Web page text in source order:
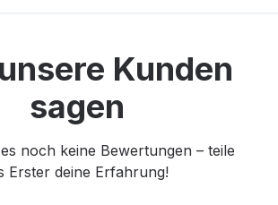
Kunden
sagen
noch keine Bewertungen – teile
Erster deine Erfahrung!